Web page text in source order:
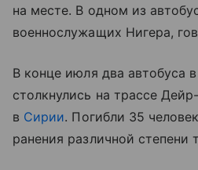
на месте. В одном из
военнослужащих Нигера,
В конце июля два автобуса
столкнулись на трассе
в Сирии. Погибли 35
ранения различной степени